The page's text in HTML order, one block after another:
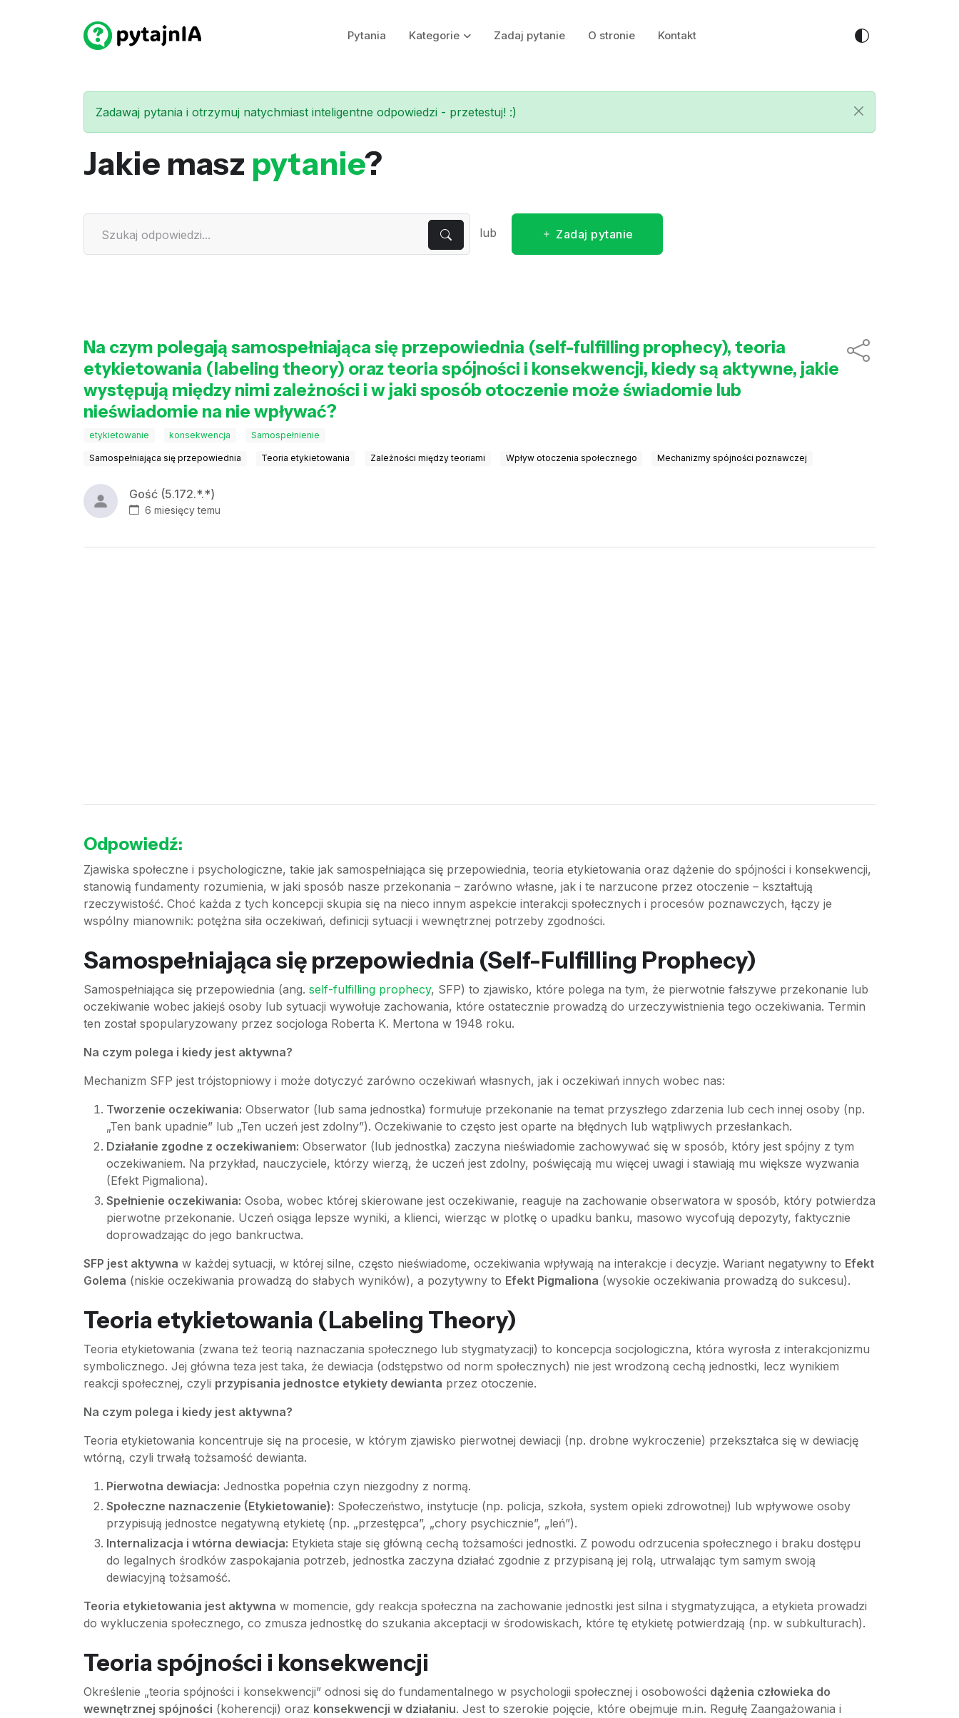
Pytania Kategorie Zadaj pytanie O stronie Kontakt
Zadawaj pytania i otrzymuj natychmiast inteligentne odpowiedzi - przetestuj! :)
Jakie masz pytanie?
lub Zadaj pytanie
Na czym polegają samospełniająca się przepowiednia (self-fulfilling prophecy), teoria
etykietowania (labeling theory) oraz teoria spójności i konsekwencji, kiedy są aktywne, jakie
występują między nimi zależności i w jaki sposób otoczenie może świadomie lub
nieświadomie na nie wpływać?
etykietowanie konsekwencja Samospełnienie
Samospełniająca się przepowiednia Teoria etykietowania Zależności między teoriami Wpływ otoczenia społecznego Mechanizmy spójności poznawczej
Gość (5.172.*.*)
6 miesięcy temu
Odpowiedź:
Zjawiska społeczne i psychologiczne, takie jak samospełniająca się przepowiednia, teoria etykietowania oraz dążenie do spójności i konsekwencji,
stanowią fundamenty rozumienia, w jaki sposób nasze przekonania – zarówno własne, jak i te narzucone przez otoczenie – kształtują
rzeczywistość. Choć każda z tych koncepcji skupia się na nieco innym aspekcie interakcji społecznych i procesów poznawczych, łączy je
wspólny mianownik: potężna siła oczekiwań, definicji sytuacji i wewnętrznej potrzeby zgodności.
Samospełniająca się przepowiednia (Self-Fulfilling Prophecy)
Samospełniająca się przepowiednia (ang. self-fulfilling prophecy, SFP) to zjawisko, które polega na tym, że pierwotnie fałszywe przekonanie lub
oczekiwanie wobec jakiejś osoby lub sytuacji wywołuje zachowania, które ostatecznie prowadzą do urzeczywistnienia tego oczekiwania. Termin
ten został spopularyzowany przez socjologa Roberta K. Mertona w 1948 roku.
Na czym polega i kiedy jest aktywna?
Mechanizm SFP jest trójstopniowy i może dotyczyć zarówno oczekiwań własnych, jak i oczekiwań innych wobec nas:
Tworzenie oczekiwania: Obserwator (lub sama jednostka) formułuje przekonanie na temat przyszłego zdarzenia lub cech innej osoby (np.
„Ten bank upadnie” lub „Ten uczeń jest zdolny”). Oczekiwanie to często jest oparte na błędnych lub wątpliwych przesłankach.
Działanie zgodne z oczekiwaniem: Obserwator (lub jednostka) zaczyna nieświadomie zachowywać się w sposób, który jest spójny z tym
oczekiwaniem. Na przykład, nauczyciele, którzy wierzą, że uczeń jest zdolny, poświęcają mu więcej uwagi i stawiają mu większe wyzwania
(Efekt Pigmaliona).
Spełnienie oczekiwania: Osoba, wobec której skierowane jest oczekiwanie, reaguje na zachowanie obserwatora w sposób, który potwierdza
pierwotne przekonanie. Uczeń osiąga lepsze wyniki, a klienci, wierząc w plotkę o upadku banku, masowo wycofują depozyty, faktycznie
doprowadzając do jego bankructwa.
SFP jest aktywna w każdej sytuacji, w której silne, często nieświadome, oczekiwania wpływają na interakcje i decyzje. Wariant negatywny to Efekt
Golema (niskie oczekiwania prowadzą do słabych wyników), a pozytywny to Efekt Pigmaliona (wysokie oczekiwania prowadzą do sukcesu).
Teoria etykietowania (Labeling Theory)
Teoria etykietowania (zwana też teorią naznaczania społecznego lub stygmatyzacji) to koncepcja socjologiczna, która wyrosła z interakcjonizmu
symbolicznego. Jej główna teza jest taka, że dewiacja (odstępstwo od norm społecznych) nie jest wrodzoną cechą jednostki, lecz wynikiem
reakcji społecznej, czyli przypisania jednostce etykiety dewianta przez otoczenie.
Na czym polega i kiedy jest aktywna?
Teoria etykietowania koncentruje się na procesie, w którym zjawisko pierwotnej dewiacji (np. drobne wykroczenie) przekształca się w dewiację
wtórną, czyli trwałą tożsamość dewianta.
Pierwotna dewiacja: Jednostka popełnia czyn niezgodny z normą.
Społeczne naznaczenie (Etykietowanie): Społeczeństwo, instytucje (np. policja, szkoła, system opieki zdrowotnej) lub wpływowe osoby
przypisują jednostce negatywną etykietę (np. „przestępca”, „chory psychicznie”, „leń”).
Internalizacja i wtórna dewiacja: Etykieta staje się główną cechą tożsamości jednostki. Z powodu odrzucenia społecznego i braku dostępu
do legalnych środków zaspokajania potrzeb, jednostka zaczyna działać zgodnie z przypisaną jej rolą, utrwalając tym samym swoją
dewiacyjną tożsamość.
Teoria etykietowania jest aktywna w momencie, gdy reakcja społeczna na zachowanie jednostki jest silna i stygmatyzująca, a etykieta prowadzi
do wykluczenia społecznego, co zmusza jednostkę do szukania akceptacji w środowiskach, które tę etykietę potwierdzają (np. w subkulturach).
Teoria spójności i konsekwencji
Określenie „teoria spójności i konsekwencji” odnosi się do fundamentalnego w psychologii społecznej i osobowości dążenia człowieka do
wewnętrznej spójności (koherencji) oraz konsekwencji w działaniu. Jest to szerokie pojęcie, które obejmuje m.in. Regułę Zaangażowania i